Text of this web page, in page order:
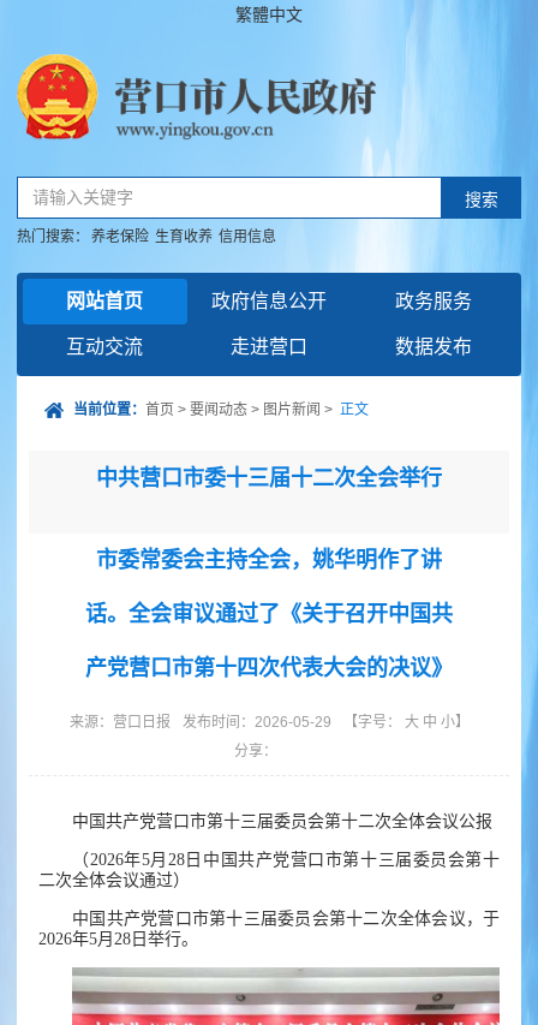
繁體中文
请输入关键字 搜索
热门搜索： 养老保险 生育收养 信用信息
网站首页 政府信息公开 政务服务
互动交流 走进营口 数据发布
当前位置： 首页 > 要闻动态 > 图片新闻 > 正文
中共营口市委十三届十二次全会举行
市委常委会主持全会，姚华明作了讲
话。全会审议通过了《关于召开中国共
产党营口市第十四次代表大会的决议》
来源： 营口日报 发布时间：2026-05-29 【字号： 大 中 小】
分享：
中国共产党营口市第十三届委员会第十二次全体会议公报
（2026年5月28日中国共产党营口市第十三届委员会第十
二次全体会议通过）
中国共产党营口市第十三届委员会第十二次全体会议，于
2026年5月28日举行。